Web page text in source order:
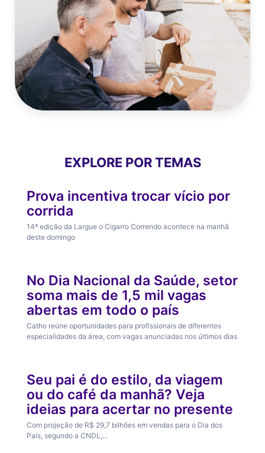
reflexão sobre amor e fragilidade
humana
47,2% pretendem gastar mais com
EXPLORE POR TEMAS
Saúde e Bem Estar
Prova incentiva trocar vício por
corrida
14ª edição da Largue o Cigarro Correndo acontece na manhã
deste domingo
No Dia Nacional da Saúde, setor
soma mais de 1,5 mil vagas
abertas em todo o país
Catho reúne oportunidades para profissionais de diferentes
especialidades da área, com vagas anunciadas nos últimos dias
Seu pai é do estilo, da viagem
ou do café da manhã? Veja
ideias para acertar no presente
Com projeção de R$ 29,7 bilhões em vendas para o Dia dos
Pais, segundo a CNDL,…